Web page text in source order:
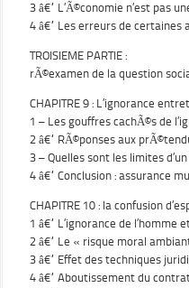
3 â€“ L’Ã©conomie n’est pas
4 â€“ Les erreurs de
TROISIEME PARTIE :
rÃ©examen de la question
CHAPITRE 9 : L’ignorance
1 – Les gouffres cachÃ©s de
2 â€“ RÃ©ponses aux
3 – Quelles sont les limites
4 â€“ Conclusion : assurance
CHAPITRE 10 : la confusion
1 â€“ L’ignorance de
2 â€“ Le « risque moral
3 â€“ Effet des techniques
4 â€“ Aboutissement du